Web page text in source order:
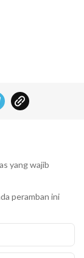
yang wajib
peramban ini